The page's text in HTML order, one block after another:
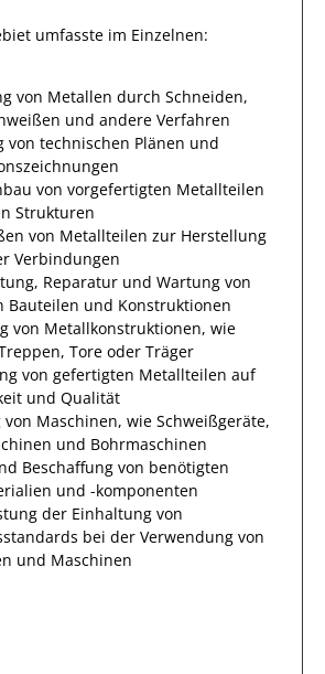
umfasste im Einzelnen:
von Metallen durch Schneiden,
und andere Verfahren
von technischen Plänen und
von vorgefertigten Metallteilen
Strukturen
von Metallteilen zur Herstellung
Verbindungen
Reparatur und Wartung von
Bauteilen und Konstruktionen
von Metallkonstruktionen, wie
Tore oder Träger
von gefertigten Metallteilen auf
und Qualität
von Maschinen, wie Schweißgeräte,
und Bohrmaschinen
Beschaffung von benötigten
und -komponenten
der Einhaltung von
bei der Verwendung von
und Maschinen